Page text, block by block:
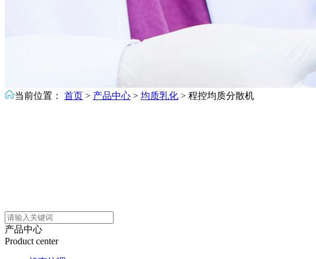
当前位置： 首页 > 产品中心 > 均质乳化 > 程控均质分散机
产品中心
Product center